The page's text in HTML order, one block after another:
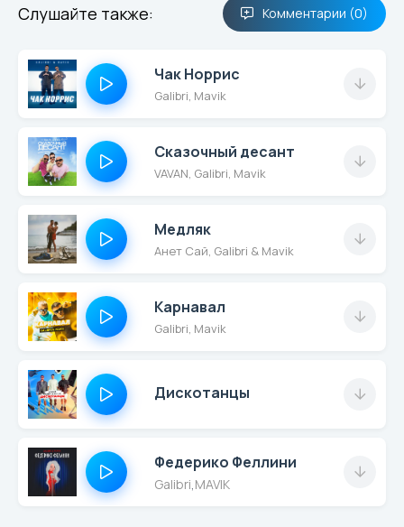
Слушайте также: Комментарии (0)
Чак Норрис
Galibri, Mavik
Сказочный десант
VAVAN, Galibri, Mavik
Медляк
Анет Сай, Galibri & Mavik
Карнавал
Galibri, Mavik
Дискотанцы
Федерико Феллини
Galibri MAVIK